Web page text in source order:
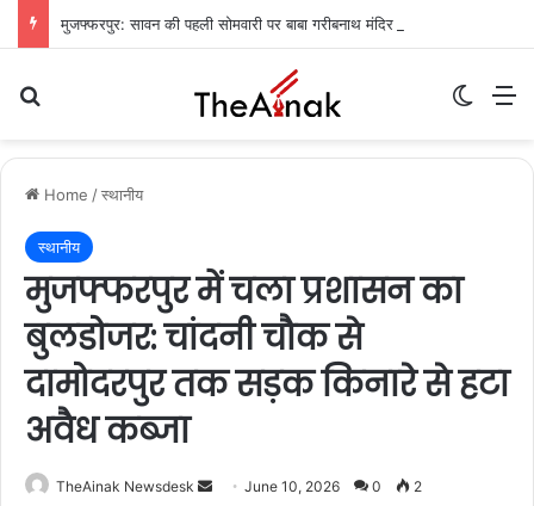
Home /स्थानीय
स्थानीय
मुजफ्फरपुर में चला प्रशासन का
बुलडोजर: चांदनी चौक से
दामोदरपुर तक सड़क किनारे से हटा
अवैध कब्जा
TheAinak Newsdesk June 10, 2026 0 2